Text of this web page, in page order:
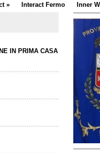
» Interact Fermo Inner
IN PRIMA CASA